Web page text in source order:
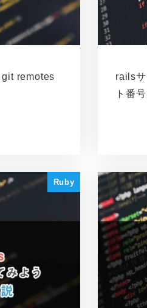
remotes
rails
ト番
Ruby